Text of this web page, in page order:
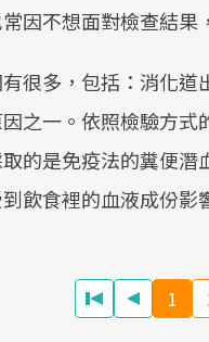
因不想面對檢查結果
很多，包括：消化
之一。依照檢驗方
的是免疫法的糞便
飲食裡的血液成份
1